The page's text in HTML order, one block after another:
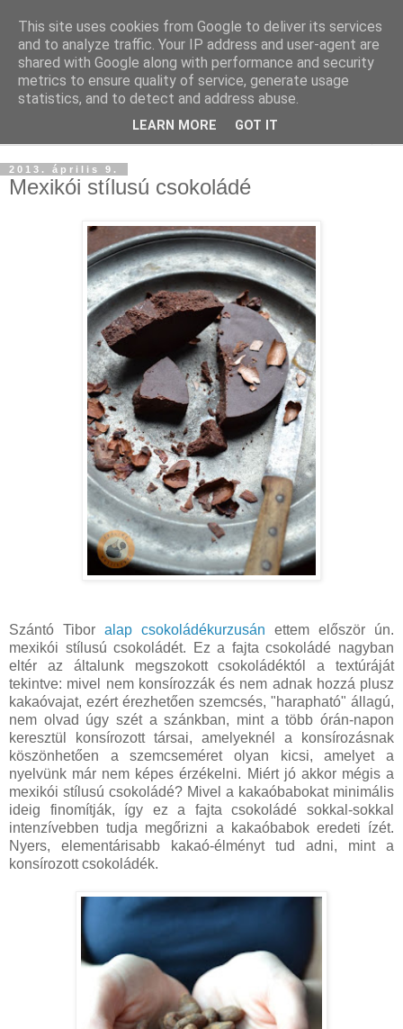
2013. április 9.
Mexikói stílusú csokoládé
Szántó Tibor alap csokoládékurzusán ettem először ún.
mexikói stílusú csokoládét. Ez a fajta csokoládé nagyban
eltér az általunk megszokott csokoládéktól a textúráját
tekintve: mivel nem konsírozzák és nem adnak hozzá plusz
kakaóvajat, ezért érezhetően szemcsés, "harapható" állagú,
nem olvad úgy szét a szánkban, mint a több órán-napon
keresztül konsírozott társai, amelyeknél a konsírozásnak
köszönhetően a szemcseméret olyan kicsi, amelyet a
nyelvünk már nem képes érzékelni. Miért jó akkor mégis a
mexikói stílusú csokoládé? Mivel a kakaóbabokat minimális
ideig finomítják, így ez a fajta csokoládé sokkal-sokkal
intenzívebben tudja megőrizni a kakaóbabok eredeti ízét.
Nyers, elementárisabb kakaó-élményt tud adni, mint a
konsírozott csokoládék.
This site uses cookies from Google to deliver its services
and to analyze traffic. Your IP address and user-agent are
shared with Google along with performance and security
metrics to ensure quality of service, generate usage
statistics, and to detect and address abuse.
LEARN MORE GOT IT